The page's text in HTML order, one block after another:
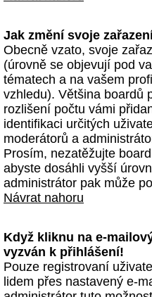
Jak změní svoje
Obecně vzato, svoje
(úrovně se objevují pod
tématech a na vašem
vzhledu). Většina boardů
rozlišení počtu vámi
identifikaci určitých
moderátorů a
Prosím, nezatěžujte
abyste dosáhli vyšší
administrátor pak může
Návrat nahoru
Když kliknu na e-
vyzván k přihlášení!
Pouze registrovaní
lidem přes nastavený e-